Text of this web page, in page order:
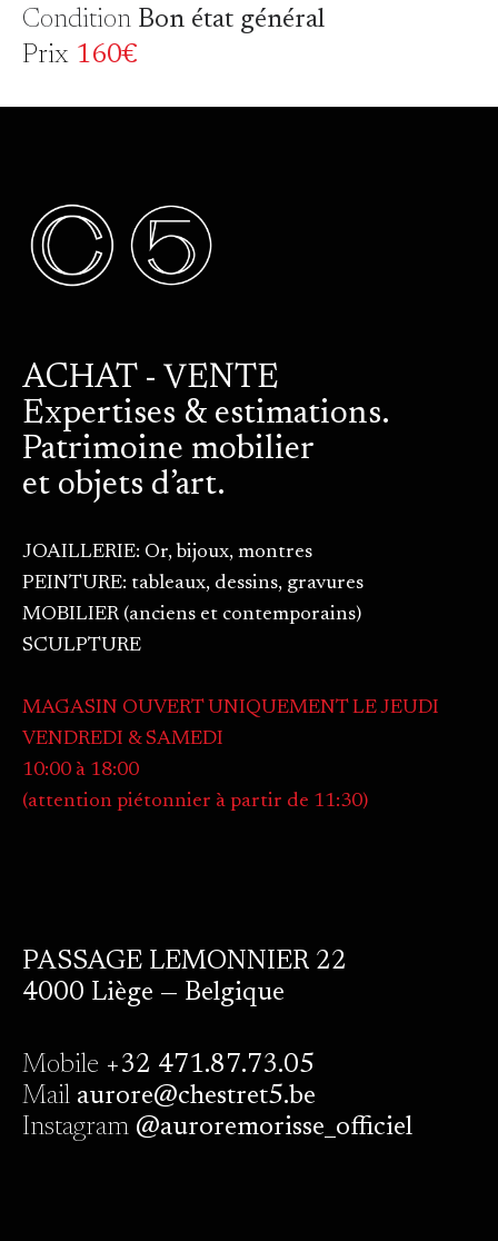
Condition Bon état général
Prix 160€
ACHAT - VENTE
Expertises & estimations.
Patrimoine mobilier
et objets d’art.
JOAILLERIE: Or, bijoux, montres
PEINTURE: tableaux, dessins, gravures
MOBILIER (anciens et contemporains)
SCULPTURE
MAGASIN OUVERT UNIQUEMENT LE JEUDI
VENDREDI & SAMEDI
10:00 à 18:00
(attention piétonnier à partir de 11:30)
PASSAGE LEMONNIER 22
4000 Liège — Belgique
Mobile +32 471.87.73.05
Mailaurore@chestret5.be
Instagram@auroremorisse_officiel